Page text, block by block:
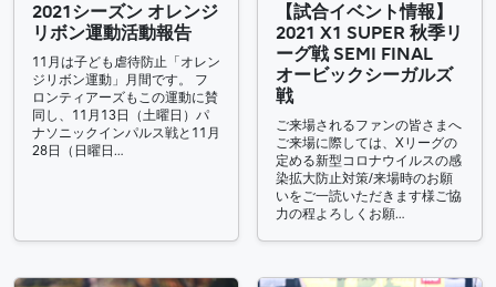
2021シーズン オレンジ
リボン運動活動報告
11月は子ども虐待防止「オレン
ジリボン運動」月間です。 フ
ロンティアーズもこの運動に賛
同し、11月13日（土曜日）パ
ナソニックインパルス戦と11月
28日（日曜日…
【試合イベント情報】
2021 X1 SUPER 秋季リ
ーグ戦 SEMI FINAL
オービックシーガルズ
戦
ご来場されるファンの皆さまへ
ご来場に際しては、Xリーグの
定める新型コロナウイルスの感
染拡大防止対策/来場時のお願
いをご一読いただきます様ご協
力の程よろしくお願…